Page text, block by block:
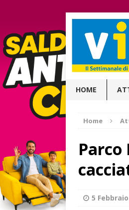
HOME
Home
Parco
5